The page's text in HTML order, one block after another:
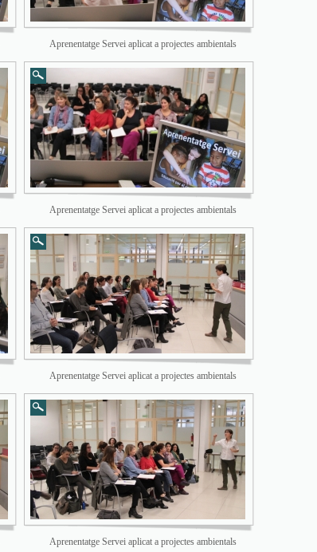
Aprenentatge Servei aplicat a projectes ambientals
Aprenentatge Servei aplicat a projectes ambientals
Aprenentatge Servei aplicat a projectes ambientals
Aprenentatge Servei aplicat a projectes ambientals